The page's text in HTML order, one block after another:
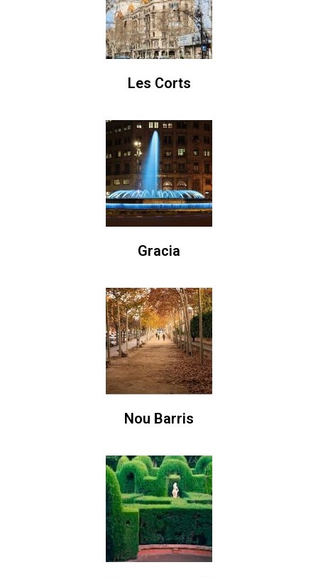
Les Corts
Gracia
Nou Barris